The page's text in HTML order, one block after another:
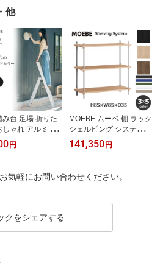
送料無料 大型
ー 簡単 ガーデ
長方形 野菜 立
他
み台 足場 折りた
しゃれ アルミ 3ス
量 簡単 Metaph
ィス lucano ル
ホワイト 送料無
式 1段 2段 3段 室
の日 暮らしで役
イテム 母の日
円
MOEBE ムーベ 棚 ラック
シェルビング システム
奥行 D35cm 高さH85cm
調整可能 3段 オープン 木
れ シンプル 送料無料 イ
玄関 寝室 収納 小物 北欧
141,350 円
気軽にお問い合わせください。
クをシェアする